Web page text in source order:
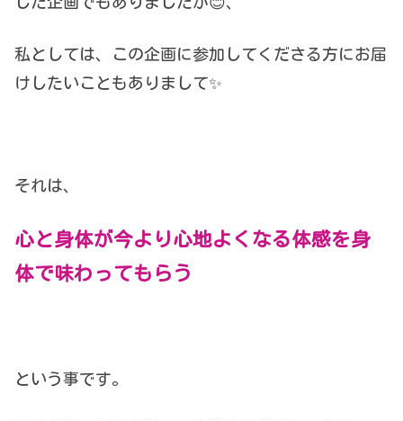
私としては、この企画に参加してくださる方にお届
けしたいこともありまして✨
それは、
心と身体が今より心地よくなる体感を身
体で味わってもらう
という事です。